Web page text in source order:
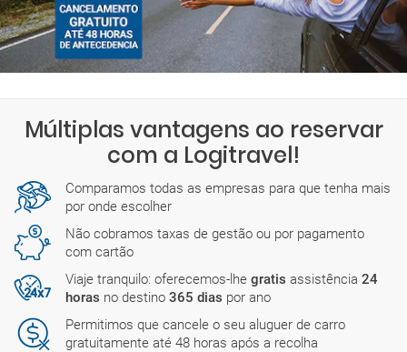
Múltiplas vantagens ao reservar
com a Logitravel!
Comparamos todas as empresas para que tenha mais
por onde escolher
Não cobramos taxas de gestão ou por pagamento
com cartão
Viaje tranquilo: oferecemos-lhe gratis assistência 24
horas no destino 365 dias por ano
Permitimos que cancele o seu aluguer de carro
gratuitamente até 48 horas após a recolha